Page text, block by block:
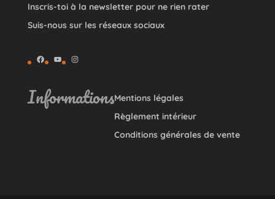
Inscris-toi à la newsletter pour ne rien rater
Suis-nous sur les réseaux sociaux
Facebook
YouTubeInstagram
InformationsMentions légales
Règlement intérieur
Conditions générales de vente